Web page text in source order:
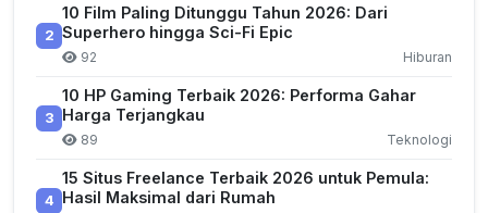
2
10 Film Paling Ditunggu Tahun 2026: Dari
Superhero hingga Sci-Fi Epic
92 Hiburan
3
10 HP Gaming Terbaik 2026: Performa Gahar
Harga Terjangkau
89 Teknologi
4
15 Situs Freelance Terbaik 2026 untuk Pemula:
Hasil Maksimal dari Rumah